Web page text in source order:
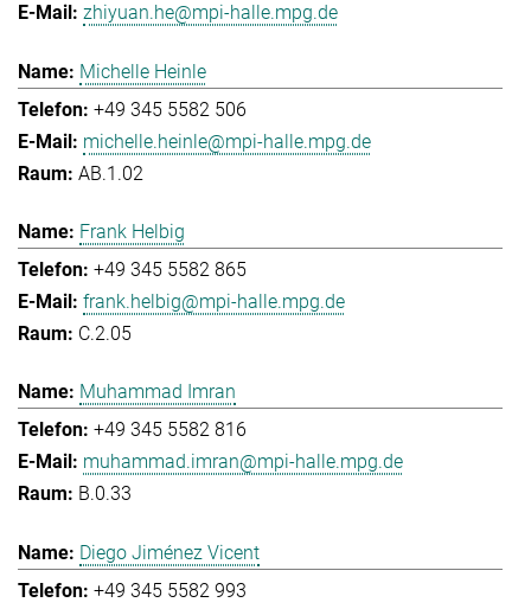
zhiyuan.he@mpi-halle.mpg.de
Michelle Heinle
+49 345 5582 506
michelle.heinle@mpi-halle.mpg.de
AB.1.02
Frank Helbig
+49 345 5582 865
frank.helbig@mpi-halle.mpg.de
C.2.05
Muhammad Imran
+49 345 5582 816
muhammad.imran@mpi-halle.mpg.de
B.0.33
Diego Jiménez Vicent
+49 345 5582 993